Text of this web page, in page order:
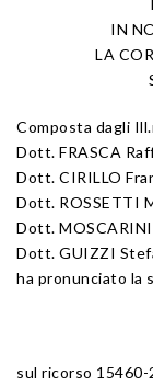
IN
LA
Composta dagli
Dott. FRASCA
Dott. CIRILLO
Dott. ROSSETTI
Dott.
Dott. GUIZZI
ha pronunciato la
sul ricorso